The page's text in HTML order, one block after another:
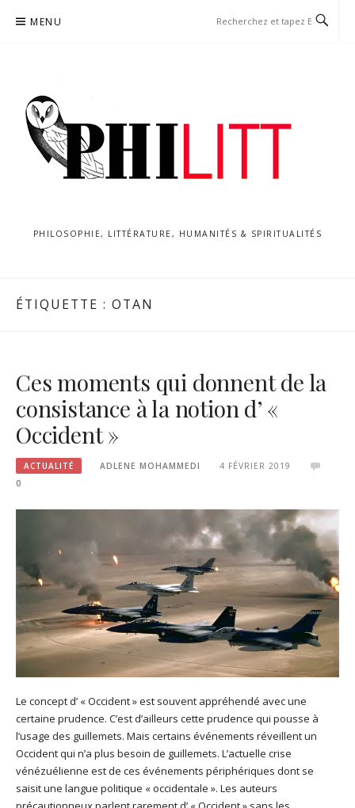
MENU
PHILOSOPHIE, LITTÉRATURE, HUMANITÉS & SPIRITUALITÉS
ÉTIQUETTE : OTAN
Ces moments qui donnent de la
consistance à la notion d’ «
Occident »
ACTUALITÉ ADLENE MOHAMMEDI
4 FÉVRIER 2019
0
Le concept d’ « Occident » est souvent appréhendé avec une
certaine prudence. C’est d’ailleurs cette prudence qui pousse à
l’usage des guillemets. Mais certains événements réveillent un
Occident qui n’a plus besoin de guillemets. L’actuelle crise
vénézuélienne est de ces événements périphériques dont se
saisit une langue politique « occidentale ». Les auteurs